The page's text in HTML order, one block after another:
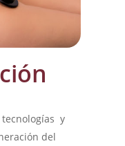
y
del